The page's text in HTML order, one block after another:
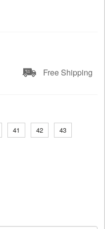
Free Shipping
41 42 43